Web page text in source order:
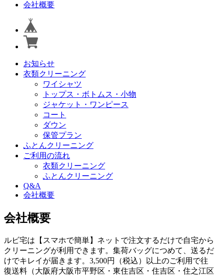
会社概要
お知らせ
衣類クリーニング
ワイシャツ
トップス・ボトムス・小物
ジャケット・ワンピース
コート
ダウン
保管プラン
ふとんクリーニング
ご利用の流れ
衣類クリーニング
ふとんクリーニング
Q&A
会社概要
会社概要
ルビ宅は【スマホで簡単】ネットで注文するだけで自宅から
クリーニングが利用できます。集荷バッグにつめて、送るだ
けでキレイが届きます。3,500円（税込）以上のご利用で往
復送料（大阪府大阪市平野区・東住吉区・住吉区・住之江区